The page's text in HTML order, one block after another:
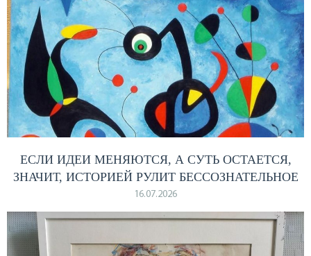
ЕСЛИ ИДЕИ МЕНЯЮТСЯ, А СУТЬ ОСТАЕТСЯ,
ЗНАЧИТ, ИСТОРИЕЙ РУЛИТ БЕССОЗНАТЕЛЬНОЕ
16.07.2026